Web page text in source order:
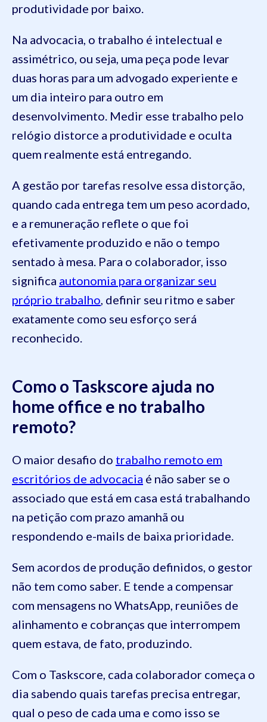
produtividade por baixo.
Na advocacia, o trabalho é intelectual e
assimétrico, ou seja, uma peça pode levar
duas horas para um advogado experiente e
um dia inteiro para outro em
desenvolvimento. Medir esse trabalho pelo
relógio distorce a produtividade e oculta
quem realmente está entregando.
A gestão por tarefas resolve essa distorção,
quando cada entrega tem um peso acordado,
e a remuneração reflete o que foi
efetivamente produzido e não o tempo
sentado à mesa. Para o colaborador, isso
significa autonomia para organizar seu
próprio trabalho , definir seu ritmo e saber
exatamente como seu esforço será
reconhecido.
Como o Taskscore ajuda no
home office e no trabalho
remoto?
O maior desafio do trabalho remoto em
escritórios de advocacia é não saber se o
associado que está em casa está trabalhando
na petição com prazo amanhã ou
respondendo e-mails de baixa prioridade.
Sem acordos de produção definidos, o gestor
não tem como saber. E tende a compensar
com mensagens no WhatsApp, reuniões de
alinhamento e cobranças que interrompem
quem estava, de fato, produzindo.
Com o Taskscore, cada colaborador começa o
dia sabendo quais tarefas precisa entregar,
qual o peso de cada uma e como isso se